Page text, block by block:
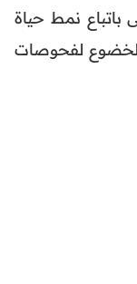
نمط حياة
لفحوصات